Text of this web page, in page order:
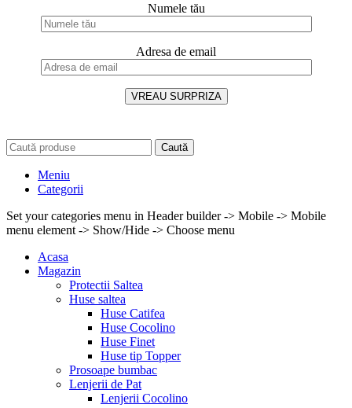
Numele tău
Adresa de email
Caută
Meniu
Categorii
Set your categories menu in Header builder -> Mobile -> Mobile
menu element -> Show/Hide -> Choose menu
Acasa
Magazin
Protectii Saltea
Huse saltea
Huse Catifea
Huse Cocolino
Huse Finet
Huse tip Topper
Prosoape bumbac
Lenjerii de Pat
Lenjerii Cocolino